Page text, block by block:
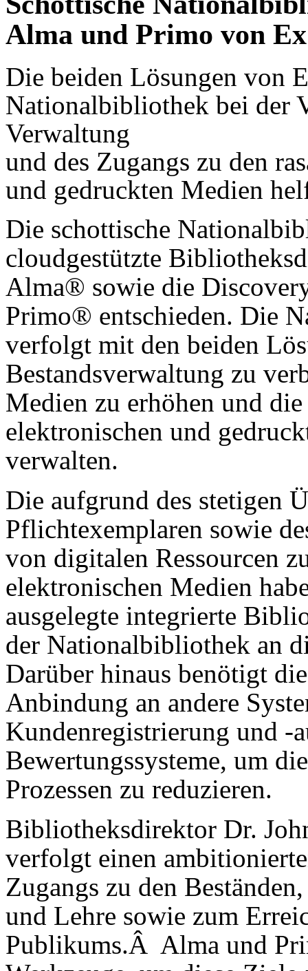
Alma und Primo von
Die beiden Lösungen von
Nationalbibliothek bei der
Verwaltung
und des Zugangs zu den
und gedruckten Medien
Die schottische
cloudgestützte
Alma® sowie die
Primo® entschieden. Die
verfolgt mit den beiden
Bestandsverwaltung zu
Medien zu erhöhen und
elektronischen und
verwalten.
Die aufgrund des stetigen
Pflichtexemplaren sowie
von digitalen Ressourcen
elektronischen Medien
ausgelegte integrierte
der Nationalbibliothek an
Darüber hinaus benötigt
Anbindung an andere
Kundenregistrierung und
Bewertungssysteme, um
Prozessen zu reduzieren.
Bibliotheksdirektor Dr.
verfolgt einen
Zugangs zu den
und Lehre sowie zum
Publikums.Â Alma und